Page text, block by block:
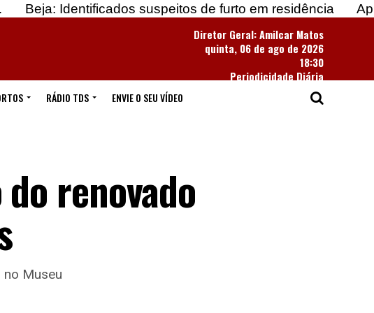
suspeitos de furto em residência
Apreendidas
Diretor Geral: Amilcar Matos
quinta, 06 de ago de 2026
18:30
Periodicidade Diária
RÁDIO TDS ENVIE O SEU VÍDEO
renovado
no Museu